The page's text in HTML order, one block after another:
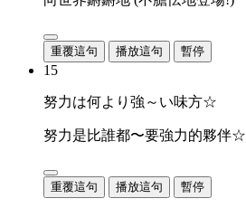
重覆這句 播放這句 暫停
15
努力は何より強～い味方☆
努力是比誰都〜要強力的夥伴☆
重覆這句 播放這句 暫停